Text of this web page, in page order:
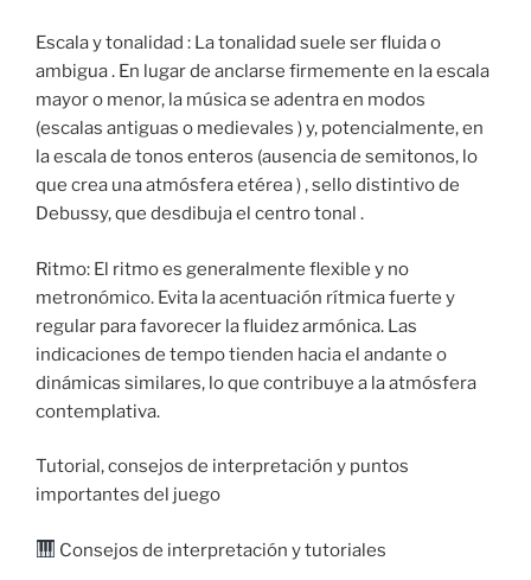
Escala y tonalidad : La tonalidad suele ser fluida o
ambigua . En lugar de anclarse firmemente en la escala
mayor o menor, la música se adentra en modos
(escalas antiguas o medievales ) y, potencialmente, en
la escala de tonos enteros (ausencia de semitonos, lo
que crea una atmósfera etérea ) , sello distintivo de
Debussy, que desdibuja el centro tonal .
Ritmo: El ritmo es generalmente flexible y no
metronómico. Evita la acentuación rítmica fuerte y
regular para favorecer la fluidez armónica. Las
indicaciones de tempo tienden hacia el andante o
dinámicas similares, lo que contribuye a la atmósfera
contemplativa.
Tutorial, consejos de interpretación y puntos
importantes del juego
Consejos de interpretación y tutoriales